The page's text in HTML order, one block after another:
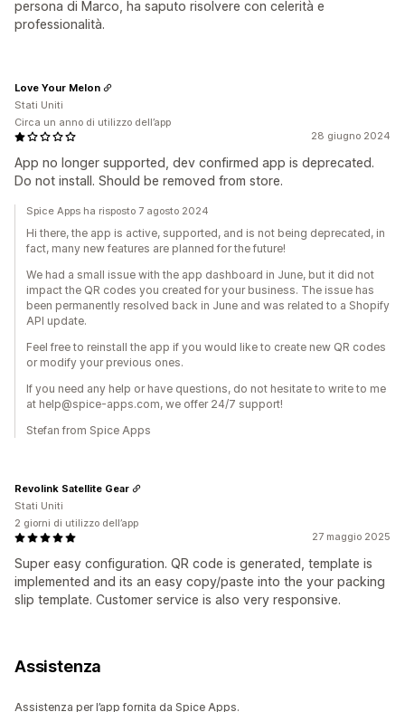
persona di Marco, ha saputo risolvere con celerità e
professionalità.
28 giugno 2024
App no longer supported, dev confirmed app is deprecated.
Do not install. Should be removed from store.
Love Your Melon
Stati Uniti
Circa un anno di utilizzo dell’app
Spice Apps ha risposto 7 agosto 2024
Hi there,​ the app is active, supported, and is not being deprecated​, ​in
fact, many new features are planned for the future!
We had a small issue with the app dashboard in June, but it did not
impact the QR codes you created for your business. The issue has
been permanently resolved back in June and was related to a Shopify
API update.
Feel free to reinstall the app if you would like to create new QR codes
or modify your previous ones​.
If you need any help or have questions, do not hesitate to write to me
at help@spice-apps.com​, we offer 24/7 support!
Stefan from Spice Apps
27 maggio 2025
Super easy configuration. QR code is generated, template is
implemented and its an easy copy/paste into the your packing
slip template. Customer service is also very responsive.
Revolink Satellite Gear
Stati Uniti
2 giorni di utilizzo dell’app
Assistenza
Assistenza per l’app fornita da Spice Apps.